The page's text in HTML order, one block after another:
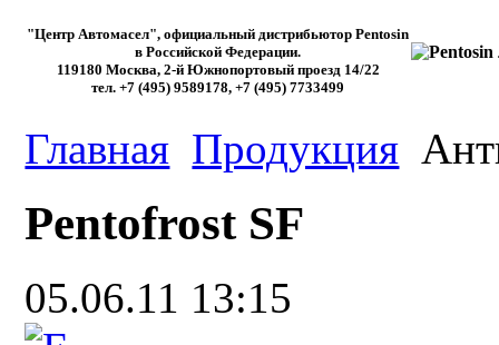
"Центр Автомасел", официальный дистрибьютор Pentosin
в Российской Федерации.
119180 Москва, 2-й Южнопортовый проезд 14/22
тел. +7 (495) 9589178, +7 (495) 7733499
Главная Продукция
Pentofrost SF
05.06.11 13:15